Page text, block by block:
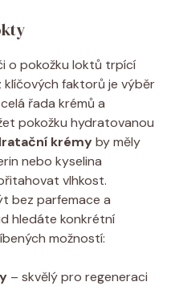
o pokožku loktů ⁤trpící
klíčových faktorů je​ výběr
řada krémů a
pokožku hydratovanou
krémyby ⁣měly
nebo kyselina⁤
vlhkost.
bez ⁣parfemace a
hledáte konkrétní
⁤možností:
– skvělý pro regeneraci